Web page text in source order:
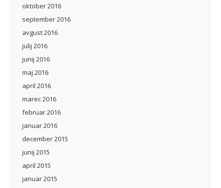
oktober 2016
september 2016
avgust 2016
julij 2016
junij 2016
maj 2016
april 2016
marec 2016
februar 2016
januar 2016
december 2015
junij 2015
april 2015
januar 2015